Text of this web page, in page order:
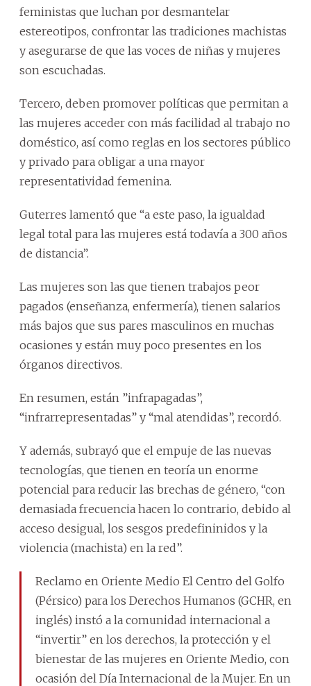
feministas que luchan por desmantelar
estereotipos, confrontar las tradiciones machistas
y asegurarse de que las voces de niñas y mujeres
son escuchadas.
Tercero, deben promover políticas que permitan a
las mujeres acceder con más facilidad al trabajo no
doméstico, así como reglas en los sectores público
y privado para obligar a una mayor
representatividad femenina.
Guterres lamentó que “a este paso, la igualdad
legal total para las mujeres está todavía a 300 años
de distancia”.
Las mujeres son las que tienen trabajos peor
pagados (enseñanza, enfermería), tienen salarios
más bajos que sus pares masculinos en muchas
ocasiones y están muy poco presentes en los
órganos directivos.
En resumen, están ”infrapagadas”,
“infrarrepresentadas” y “mal atendidas”, recordó.
Y además, subrayó que el empuje de las nuevas
tecnologías, que tienen en teoría un enorme
potencial para reducir las brechas de género, “con
demasiada frecuencia hacen lo contrario, debido al
acceso desigual, los sesgos predefininidos y la
violencia (machista) en la red”.
Reclamo en Oriente Medio El Centro del Golfo
(Pérsico) para los Derechos Humanos (GCHR, en
inglés) instó a la comunidad internacional a
“invertir” en los derechos, la protección y el
bienestar de las mujeres en Oriente Medio, con
ocasión del Día Internacional de la Mujer. En un